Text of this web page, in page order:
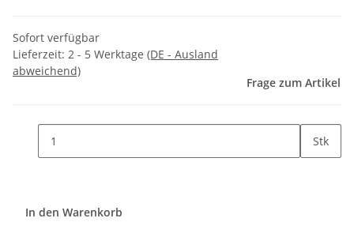
Sofort verfügbar
Lieferzeit: 2 - 5 Werktage (DE - Ausland
abweichend)
Frage zum Artikel
Stk
In den Warenkorb